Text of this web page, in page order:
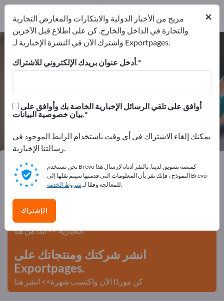
مغناطيس لطق – اعثر على الشركات
المصنعة والموردين
موزعون
من المصنعين6
موزعون 1
Exportpages مستلزمات المكاتب
أداة تنظيم
مغناطيس لطق
الاحتياجات – العروض – السلع المستعملة – جهات الاتصال
التجارية >> ابدأ من هنا
انشر شركتك ومنتجاتك على
Exportpages.
كن موردًا الآن واكتسب شهرة>> انشر هنا
×
مزيج من الأخبار الدولية والابتكارات والمعارض التجارية
والتجارة في الداخل والخارج. كن على اطلاع قبل الآخرين
واشترك الآن في النشرة الإخبارية لـ Exportpages.
أدخل عنوان بريدك الإلكتروني للاشتراك.
بيان خصوصية البيانات.
يمكنك إلغاء الاشتراك في أي وقت باستخدام الرابط الموجود في
رسالتنا الإخبارية.
نحن نستخدم Brevo كمنصة تسويق لدينا. بالنقر أدناه لإرسال هذا
النموذج ، فإنك تقر بأن المعلومات التي قدمتها سيتم نقلها إلى Brevo
للمعالجة وفقًا لـشروط الخدمة .
الإشتراك